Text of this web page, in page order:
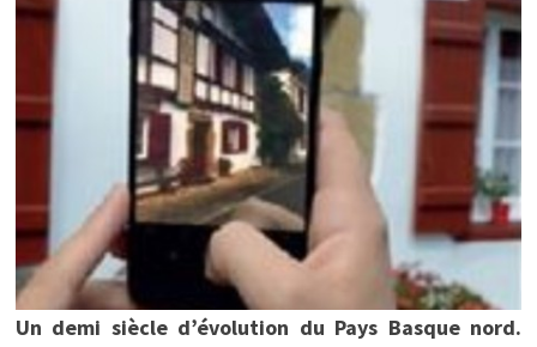
Un demi siècle d’évolution du Pays Basque nord.